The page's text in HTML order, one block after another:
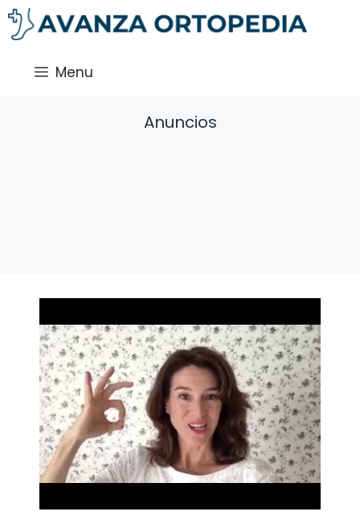
Saltar
al
Menu
Anuncios